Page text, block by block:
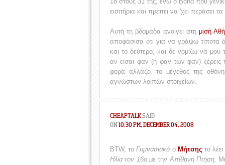
εισιτήρια και πρέπει να 'χει περάσει
Αυτή τη βδομάδα ανοίγει στημισή
αποφάσισα ότι για να γράψω
και το δεύτερο, και δε νομίζω να
αν είσαι φαν (ή φαν των φαν) ξέρεις
φορά αλλάζει το μέγεθος της
αγνώστων λοιπών στοιχείων.
CHEAPTALKSAID
ON10:30 PM, DECEMBER 04, 2008
BTW, τοΓυμνασιακό o Μήτσης το
Ηλία τον 16ομε τηνΑπίθανη Πτήση.